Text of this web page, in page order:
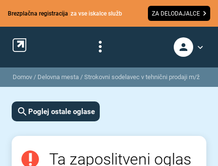
Brezplačna registracija za vse iskalce služb ZA DELODAJALCE
Domov / Delovna mesta / Strokovni sodelavec v tehnični prodaji m/ž
Poglej ostale oglase
Ta zaposlitveni oglas